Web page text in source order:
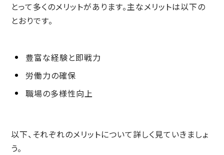
とって多くのメリットがあります。主なメリットは以下の
とおりです。
豊富な経験と即戦力
労働力の確保
職場の多様性向上
以下、それぞれのメリットについて詳しく見ていきましょ
う。